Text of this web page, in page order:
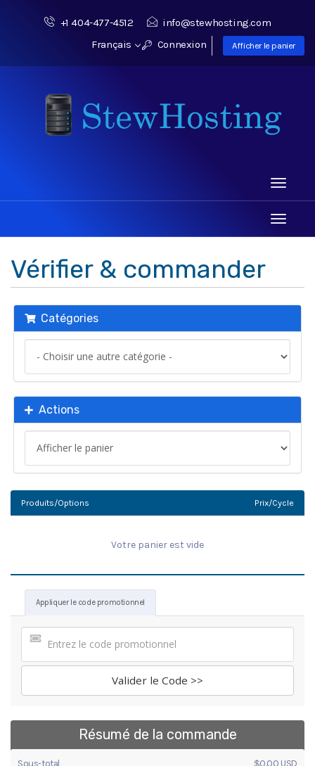
+1 404-477-4512
info@stewhosting.com
Français
Connexion Afficher le panier
Toggle
Toggle
Vérifier & commander
Catégories
Actions
Produits/Options Prix/Cycle
Votre panier est vide
Appliquer le code promotionnel
Valider le Code >>
Résumé de la commande
Sous-total $0.00 USD